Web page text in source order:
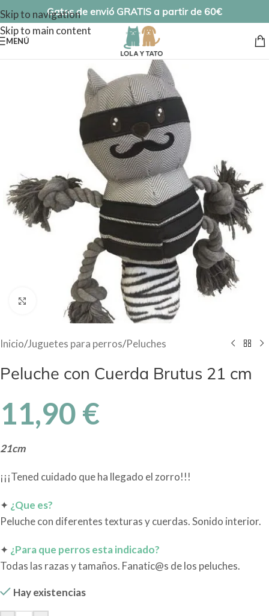
Skip to navigation
Skip to main content
Gatos de envió GRATIS a partir de 60€
MENÚ
Haga Click para agrandar
Inicio/Juguetes para perros/Peluches
Peluche con Cuerda Brutus 21 cm
11,90 €
21cm
¡¡¡Tened cuidado que ha llegado el zorro!!!
✦ ¿Que es?
Peluche con diferentes texturas y cuerdas. Sonido interior.
✦ ¿Para que perros esta indicado?
Todas las razas y tamaños. Fanatic@s de los peluches.
Hay existencias